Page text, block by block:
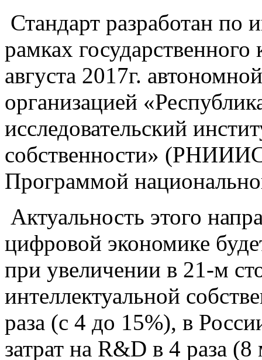
Стандарт разработан
рамках
августа 2017г.
организацией
исследовательский
собственности»
Программой
Актуальность этого
цифровой экономике
при увеличении в 21-м
интеллектуальной
раза (с 4 до 15%), в
затрат на R&D в 4 раза